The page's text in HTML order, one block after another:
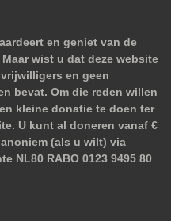
en geniet van de
wist u dat deze website
en geen
bevat. Om die reden willen
kleine donatie te doen ter
U kunt al doneren vanaf €
(als u wilt) via
NL80 RABO 0123 9495 80